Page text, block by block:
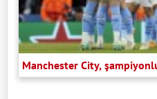
Manchester City,